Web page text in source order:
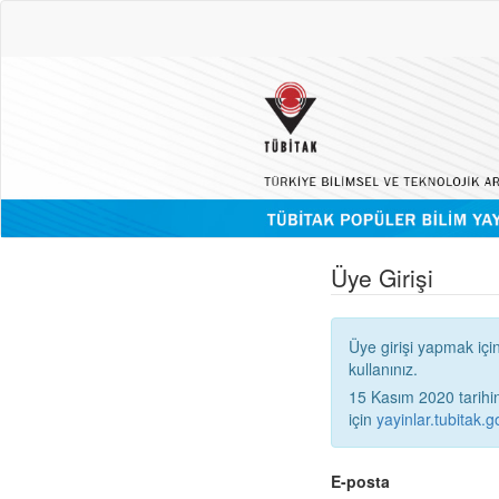
Üye Girişi
Üye girişi yapmak için
kullanınız.
15 Kasım 2020
için
E-posta